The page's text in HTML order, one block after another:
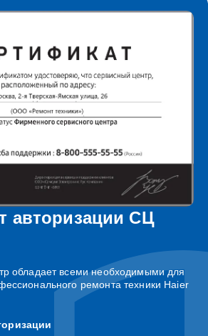
авторизации СЦ
обладает всеми необходимыми для
ремонта техники Haier